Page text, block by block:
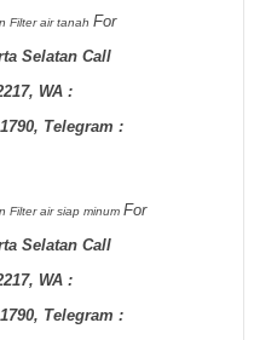
Filter air tanah For
Selatan Call
WA :
Telegram :
Filter air siap minum For
Selatan Call
WA :
Telegram :